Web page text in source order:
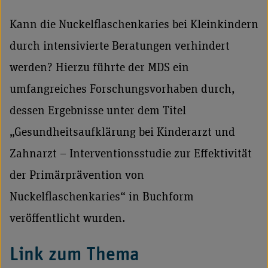
Kann die Nuckelflaschenkaries bei Kleinkindern
durch intensivierte Beratungen verhindert
werden? Hierzu führte der MDS ein
umfangreiches Forschungsvorhaben durch,
dessen Ergebnisse unter dem Titel
„Gesundheitsaufklärung bei Kinderarzt und
Zahnarzt – Interventionsstudie zur Effektivität
der Primärprävention von
Nuckelflaschenkaries“ in Buchform
veröffentlicht wurden.
Link zum Thema